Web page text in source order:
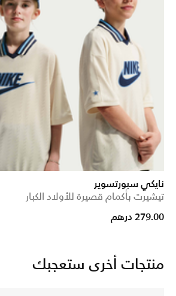
نايكي سبورتسوير
تيشيرت بأكمام قصيرة للأولاد الكبار
279.00 درهم
منتجات أخرى ستعجبك